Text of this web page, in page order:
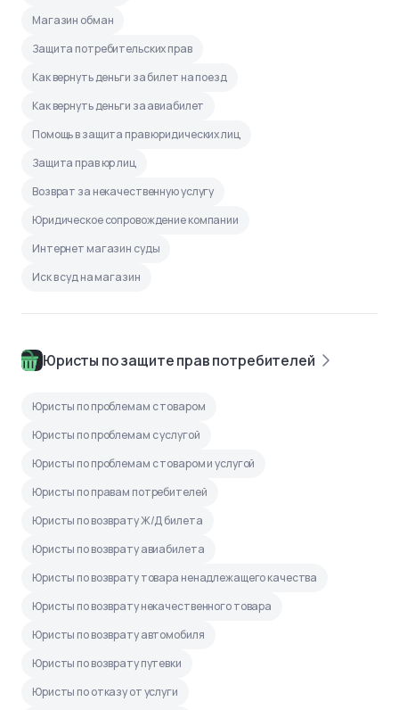
Магазин обман
Защита потребительских прав
Как вернуть деньги за билет на поезд
Как вернуть деньги за авиабилет
Помощь в защита прав юридических лиц
Защита прав юр лиц
Возврат за некачественную услугу
Юридическое сопровождение компании
Интернет магазин суды
Иск в суд на магазин
Юристы по защите прав потребителей
Юристы по проблемам с товаром
Юристы по проблемам с услугой
Юристы по проблемам с товаром и услугой
Юристы по правам потребителей
Юристы по возврату Ж/Д билета
Юристы по возврату авиабилета
Юристы по возврату товара ненадлежащего качества
Юристы по возврату некачественного товара
Юристы по возврату автомобиля
Юристы по возврату путевки
Юристы по отказу от услуги